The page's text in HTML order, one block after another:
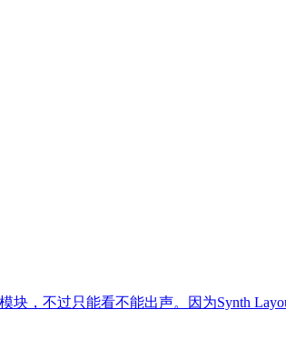
，不过只能看不能出声。因为Synth